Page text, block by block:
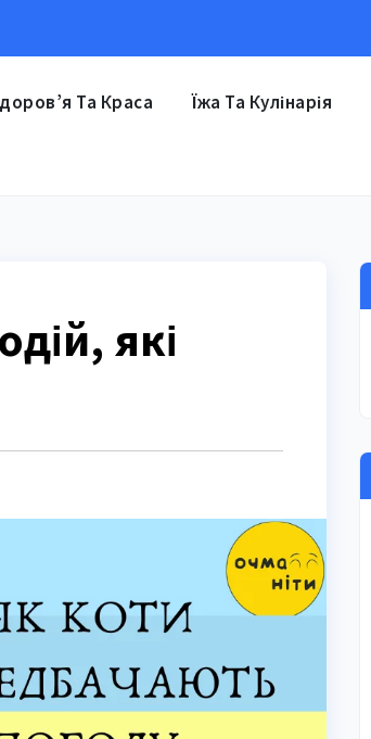
Та Краса Їжа Та Кулінарія
які